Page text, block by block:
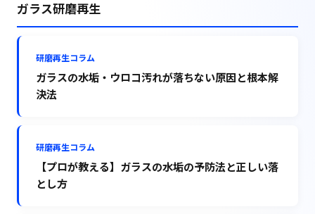
ガラス研磨再生
研磨再生コラム
ガラスの水垢・ウロコ汚れが落ちない原因と根本解
決法
研磨再生コラム
【プロが教える】ガラスの水垢の予防法と正しい落
とし方